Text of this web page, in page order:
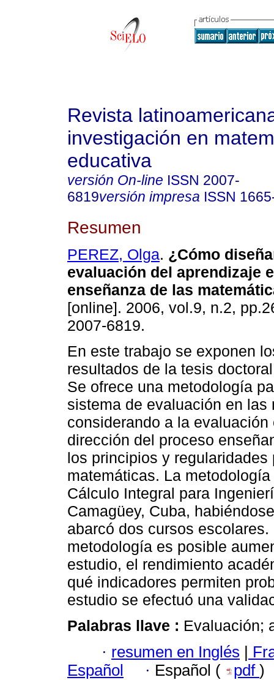
Revista
investigación en
educativa
versión On-line ISSN 2007-
6819versión impresa ISSN
Resumen
PEREZ, Olga. ¿Cómo
evaluación del aprendizaje
enseñanza de las
[online]. 2006, vol.9, n.2,
2007-6819.
En este trabajo se exponen
resultados de la tesis
Se ofrece una metodología
sistema de evaluación en las
considerando a la
dirección del proceso
los principios y
matemáticas. La
Cálculo Integral para
Camagüey, Cuba,
abarcó dos cursos
metodología es posible
estudio, el rendimiento
qué indicadores permiten
estudio se efectuó una
Palabras llave : Evaluación;
· resumen en Inglés |
Español
· Español ( pdf )